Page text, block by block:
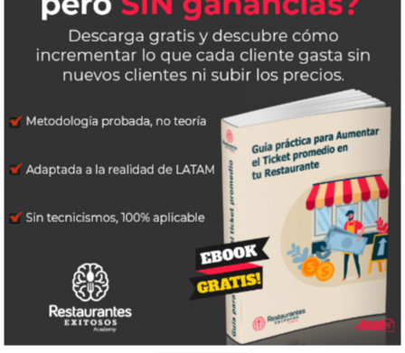
Recuerda que una vez definido el
procedimiento es muy importante
documentarlo, ya sea en video o en
manuales de operación.
ETIQUETAS abrir un restaurante
capacitación restaurante
negocio de comida
operación de restaurantes